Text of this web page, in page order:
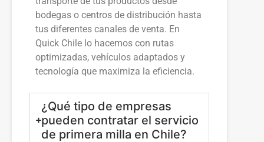
bodegas o centros de distribución hasta
tus diferentes canales de venta. En
Quick Chile lo hacemos con rutas
optimizadas, vehículos adaptados y
tecnología que maximiza la eficiencia.
¿Qué tipo de empresas
pueden contratar el servicio
de primera milla en Chile?